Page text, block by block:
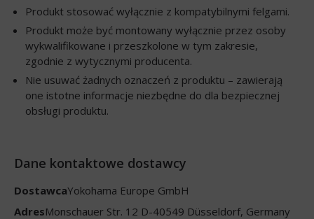
Produkt stosować wyłącznie z kompatybilnymi felgami.
Produkt może być montowany wyłącznie przez osoby
wykwalifikowane i przeszkolone w tym zakresie,
zgodnie z wytycznymi producenta.
Nie usuwać żadnych oznaczeń z produktu – zawierają
one istotne informacje niezbędne do dla bezpiecznej
obsługi produktu.
Dane kontaktowe dostawcy
DostawcaYokohama Europe GmbH
AdresMonschauer Str. 12 D-40549 Düsseldorf, Germany